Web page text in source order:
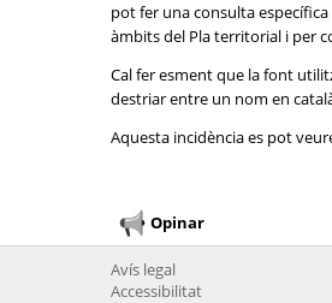
pot fer una consulta
àmbits del Pla territorial i per
Cal fer esment que la font
destriar entre un nom en
Aquesta incidència es pot
Opinar
Avís legal
Accessibilitat